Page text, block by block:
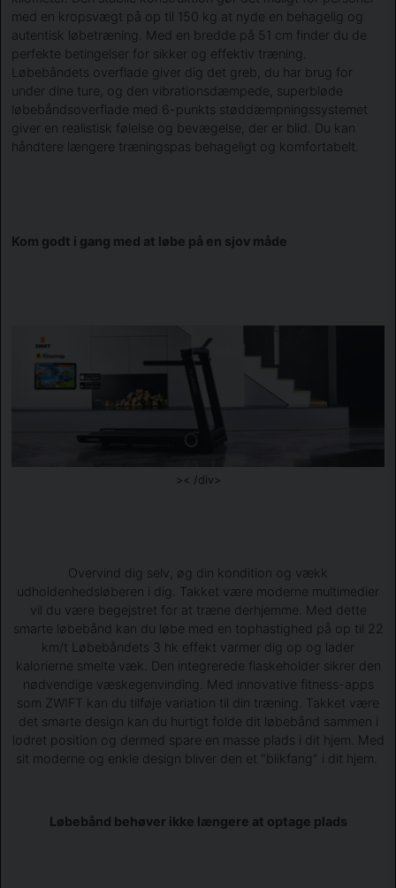
med en kropsvægt på op til 150 kg at nyde en behagelig og
autentisk løbetræning. Med en bredde på 51 cm finder du de
perfekte betingelser for sikker og effektiv træning.
Løbebåndets overflade giver dig det greb, du har brug for
under dine ture, og den vibrationsdæmpede, superbløde
løbebåndsoverflade med 6-punkts støddæmpningssystemet
giver en realistisk følelse og bevægelse, der er blid. Du kan
håndtere længere træningspas behageligt og komfortabelt.
Kom godt i gang med at løbe på en sjov måde
>< /div>
Overvind dig selv, øg din kondition og vækk
udholdenhedsløberen i dig. Takket være moderne multimedier
vil du være begejstret for at træne derhjemme. Med dette
smarte løbebånd kan du løbe med en tophastighed på op til 22
km/t Løbebåndets 3 hk effekt varmer dig op og lader
kalorierne smelte væk. Den integrerede flaskeholder sikrer den
nødvendige væskegenvinding. Med innovative fitness-apps
som ZWIFT kan du tilføje variation til din træning. Takket være
det smarte design kan du hurtigt folde dit løbebånd sammen i
lodret position og dermed spare en masse plads i dit hjem. Med
sit moderne og enkle design bliver den et "blikfang" i dit hjem.
Løbebånd behøver ikke længere at optage plads